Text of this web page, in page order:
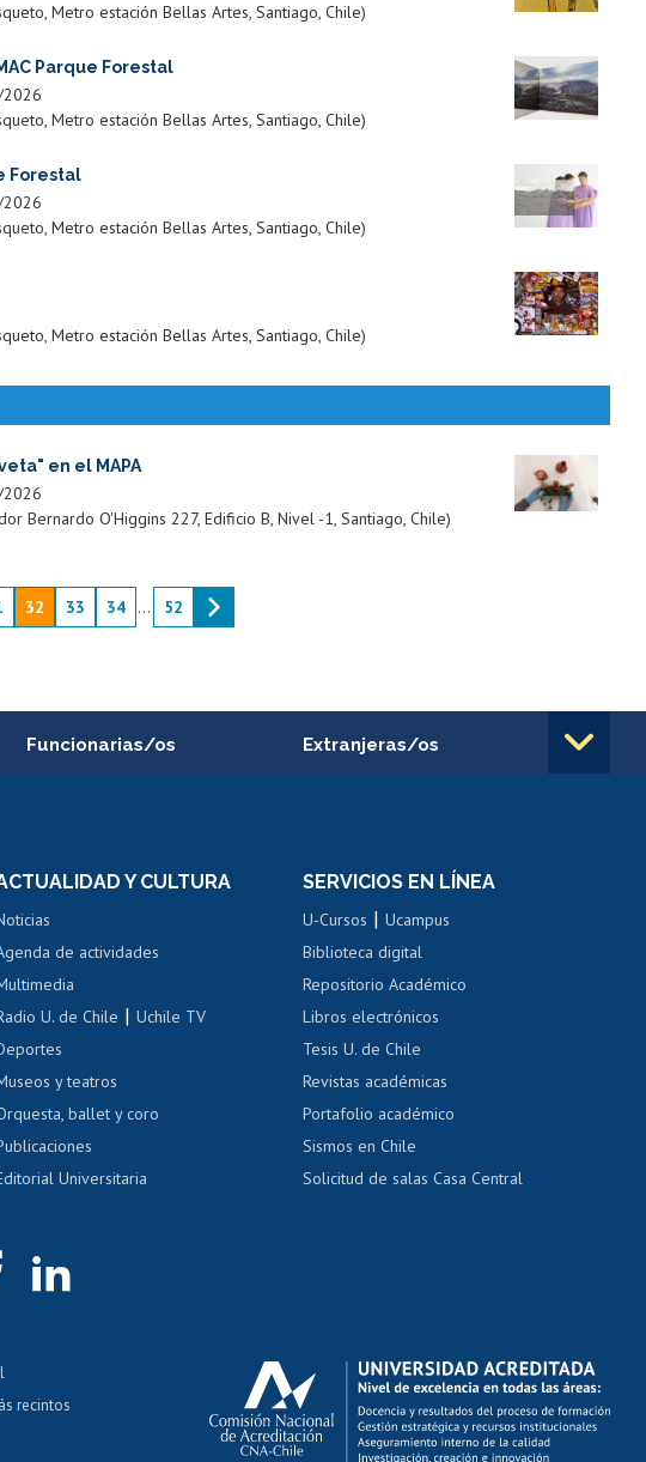
Metro estación Bellas Artes, Santiago, Chile)
Parque Forestal
Metro estación Bellas Artes, Santiago, Chile)
Forestal
Metro estación Bellas Artes, Santiago, Chile)
Metro estación Bellas Artes, Santiago, Chile)
en el MAPA
Bernardo O'Higgins 227, Edificio B, Nivel -1, Santiago, Chile)
32 33 34 ... 52
Funcionarias/os
Portal de movilidad interna
Certificado de renta
Certificado de renta
Extranjeras/os
Cursos de español
laboral, sexual y violencia Denuncias administrativas
Y CULTURA
de actividades
U. de Chile |Uchile TV
y teatros
ballet y coro
Universitaria
SERVICIOS EN LÍNEA
U-Cursos |Ucampus
Biblioteca digital
Repositorio Académico
Libros electrónicos
Tesis U. de Chile
Revistas académicas
Portafolio académico
Sismos en Chile
Solicitud de salas Casa Central
recintos